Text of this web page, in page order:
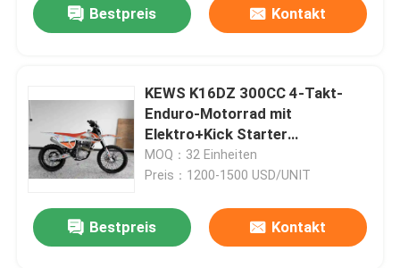
Haus
Über uns
Fabrik-Ausflug
Qualitätskontrolle
Bestpreis Kontakt
KEWS K16DZ 300CC 4-Takt-
Enduro-Motorrad mit
Elektro+Kick Starter
Motocross-Bike
MOQ：32 Einheiten
Preis：1200-1500 USD/UNIT
Bestpreis Kontakt